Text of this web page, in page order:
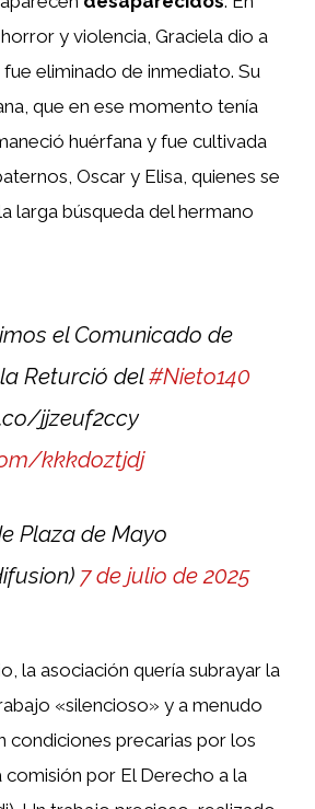
y violencia, Graciela dio a
fue eliminado de inmediato. Su
que en ese momento tenía
huérfana y fue cultivada
Oscar y Elisa, quienes se
larga búsqueda del hermano
el Comunicado de
Returció del#Nieto140
jjzeuf2ccy
kkkdoztjdj
Plaza de Mayo
7 de julio de 2025
la asociación quería subrayar la
«silencioso» y a menudo
condiciones precarias por los
por El Derecho a la